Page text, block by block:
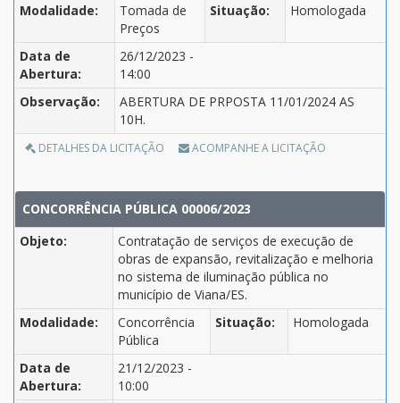
Modalidade:
Tomada de
Preços
Situação: Homologada
Data de
Abertura:
26/12/2023 -
14:00
Observação:
ABERTURA DE PRPOSTA 11/01/2024 AS
10H.
DETALHES DA LICITAÇÃO ACOMPANHE A LICITAÇÃO
CONCORRÊNCIA PÚBLICA 00006/2023
Objeto:
Contratação de serviços de execução de
obras de expansão, revitalização e melhoria
no sistema de iluminação pública no
município de Viana/ES.
Modalidade:
Concorrência
Pública
Situação: Homologada
Data de
Abertura:
21/12/2023 -
10:00